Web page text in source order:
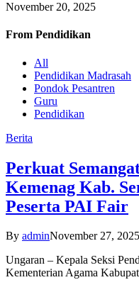
November 20, 2025
From Pendidikan
All
Pendidikan Madrasah
Pondok Pesantren
Guru
Pendidikan
Berita
Perkuat
Kemenag Kab.
Peserta PAI Fair
By adminNovember 27, 2025
Ungaran – Kepala Seksi
Kementerian Agama